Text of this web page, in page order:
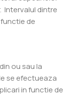
Intervalul dintre
de
ou sau la
se efectueaza
in functie de